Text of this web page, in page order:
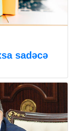
sadəcə